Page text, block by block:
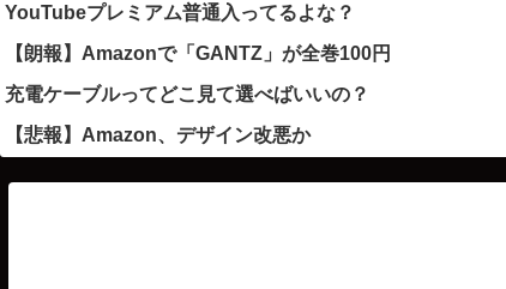
YouTubeプレミアム普通入ってるよな？
【朗報】Amazonで「GANTZ」が全巻100円
充電ケーブルってどこ見て選べばいいの？
【悲報】Amazon、デザイン改悪か